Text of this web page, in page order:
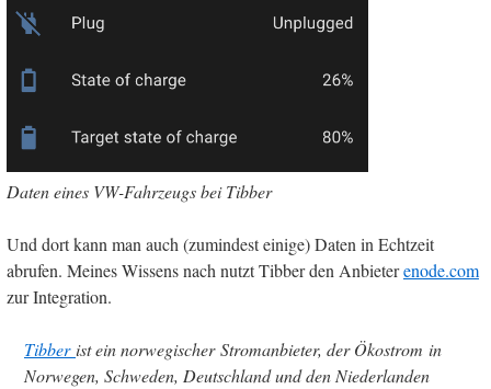
Daten eines VW-Fahrzeugs bei Tibber
Und dort kann man auch (zumindest einige) Daten in Echtzeit
abrufen. Meines Wissens nach nutzt Tibber den Anbieterenode.com
zur Integration.
Tibberist ein norwegischer Stromanbieter, der Ökostrom in
Norwegen, Schweden, Deutschland und den Niederlanden